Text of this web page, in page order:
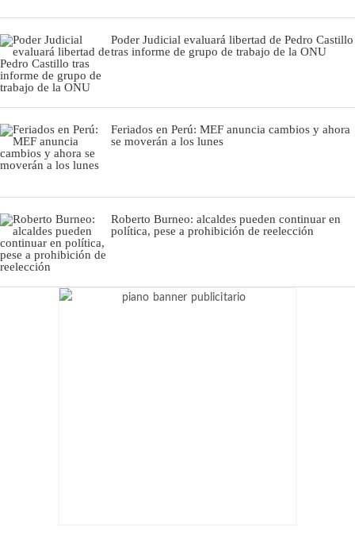
Poder Judicial evaluará libertad de Pedro Castillo
tras informe de grupo de trabajo de la ONU
Feriados en Perú: MEF anuncia cambios y ahora
se moverán a los lunes
Roberto Burneo: alcaldes pueden continuar en
política, pese a prohibición de reelección